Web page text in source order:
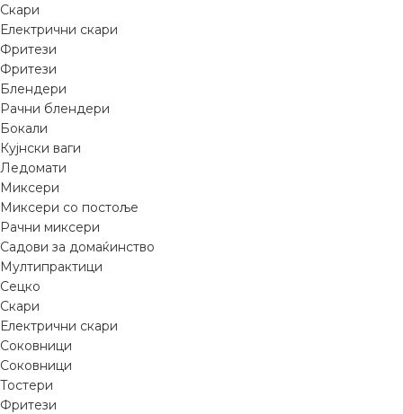
Скари
Електрични скари
Фритези
Фритези
Блендери
Рачни блендери
Бокали
Кујнски ваги
Ледомати
Миксери
Миксери со постоље
Рачни миксери
Садови за домаќинство
Мултипрактици
Сецко
Скари
Електрични скари
Соковници
Соковници
Тостери
Фритези